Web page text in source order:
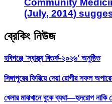
Community
(July, 2014)
ব্রেকিং নিউজ
হবিগঞ্জে ‘স্বাস্থ্য বিতর্ক-২০২৬’ অনুষ্ঠিত
সিঙ্গাপুরের ফিরিয়ে দেয়া রোগীর সফল
খেলার মাঝখানে বুকে ব্যথা—হৃদরোগ নাকি